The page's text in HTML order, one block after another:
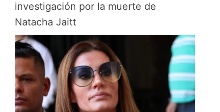
investigación por la muerte de
Natacha Jaitt